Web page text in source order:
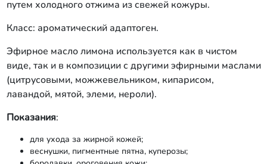
путем холодного отжима из свежей кожуры.
Класс: ароматический адаптоген.
Эфирное масло лимона используется как в чистом
виде, так и в композиции с другими эфирными маслами
(цитрусовыми, можжевельником, кипарисом,
лавандой, мятой, элеми, нероли).
Показания:
для ухода за жирной кожей;
веснушки, пигментные пятна, куперозы;